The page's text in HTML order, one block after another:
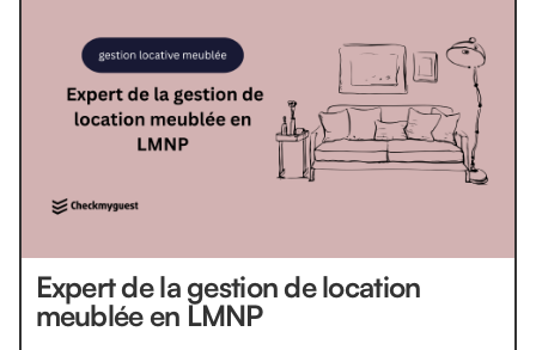
Expert de la gestion de location
meublée en LMNP